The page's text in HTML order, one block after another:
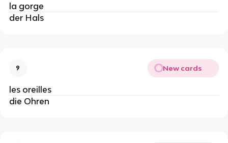
la gorge
der Hals
9 New cards
les oreilles
die Ohren